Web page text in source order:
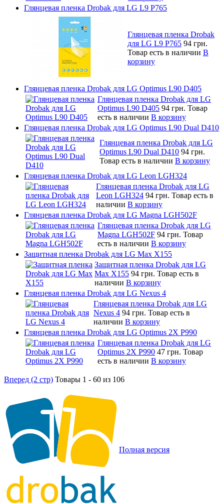
Глянцевая пленка Drobak для LG L9 P765
Глянцевая пленка Drobak
для LG L9 P765 94 грн.
Товар есть в наличии В
корзину
Глянцевая пленка Drobak для LG Optimus L90 D405
Глянцевая пленка Drobak для LG
Optimus L90 D405 94 грн. Товар
есть в наличии В корзину
Глянцевая пленка Drobak для LG Optimus L90 Dual D410
Глянцевая пленка Drobak для LG
Optimus L90 Dual D410 94 грн.
Товар есть в наличии В корзину
Глянцевая пленка Drobak для LG Leon LGH324
Глянцевая пленка Drobak для LG
Leon LGH324 94 грн. Товар есть в
наличии В корзину
Глянцевая пленка Drobak для LG Magna LGH502F
Глянцевая пленка Drobak для LG
Magna LGH502F 94 грн. Товар
есть в наличии В корзину
Защитная пленка Drobak для LG Max X155
Защитная пленка Drobak для LG
Max X155 94 грн. Товар есть в
наличии В корзину
Глянцевая пленка Drobak для LG Nexus 4
Глянцевая пленка Drobak для LG
Nexus 4 94 грн. Товар есть в
наличии В корзину
Глянцевая пленка Drobak для LG Optimus 2X P990
Глянцевая пленка Drobak для LG
Optimus 2X P990 47 грн. Товар
есть в наличии В корзину
Вперед (2 стр) Товары 1 - 60 из 106
Полная версия